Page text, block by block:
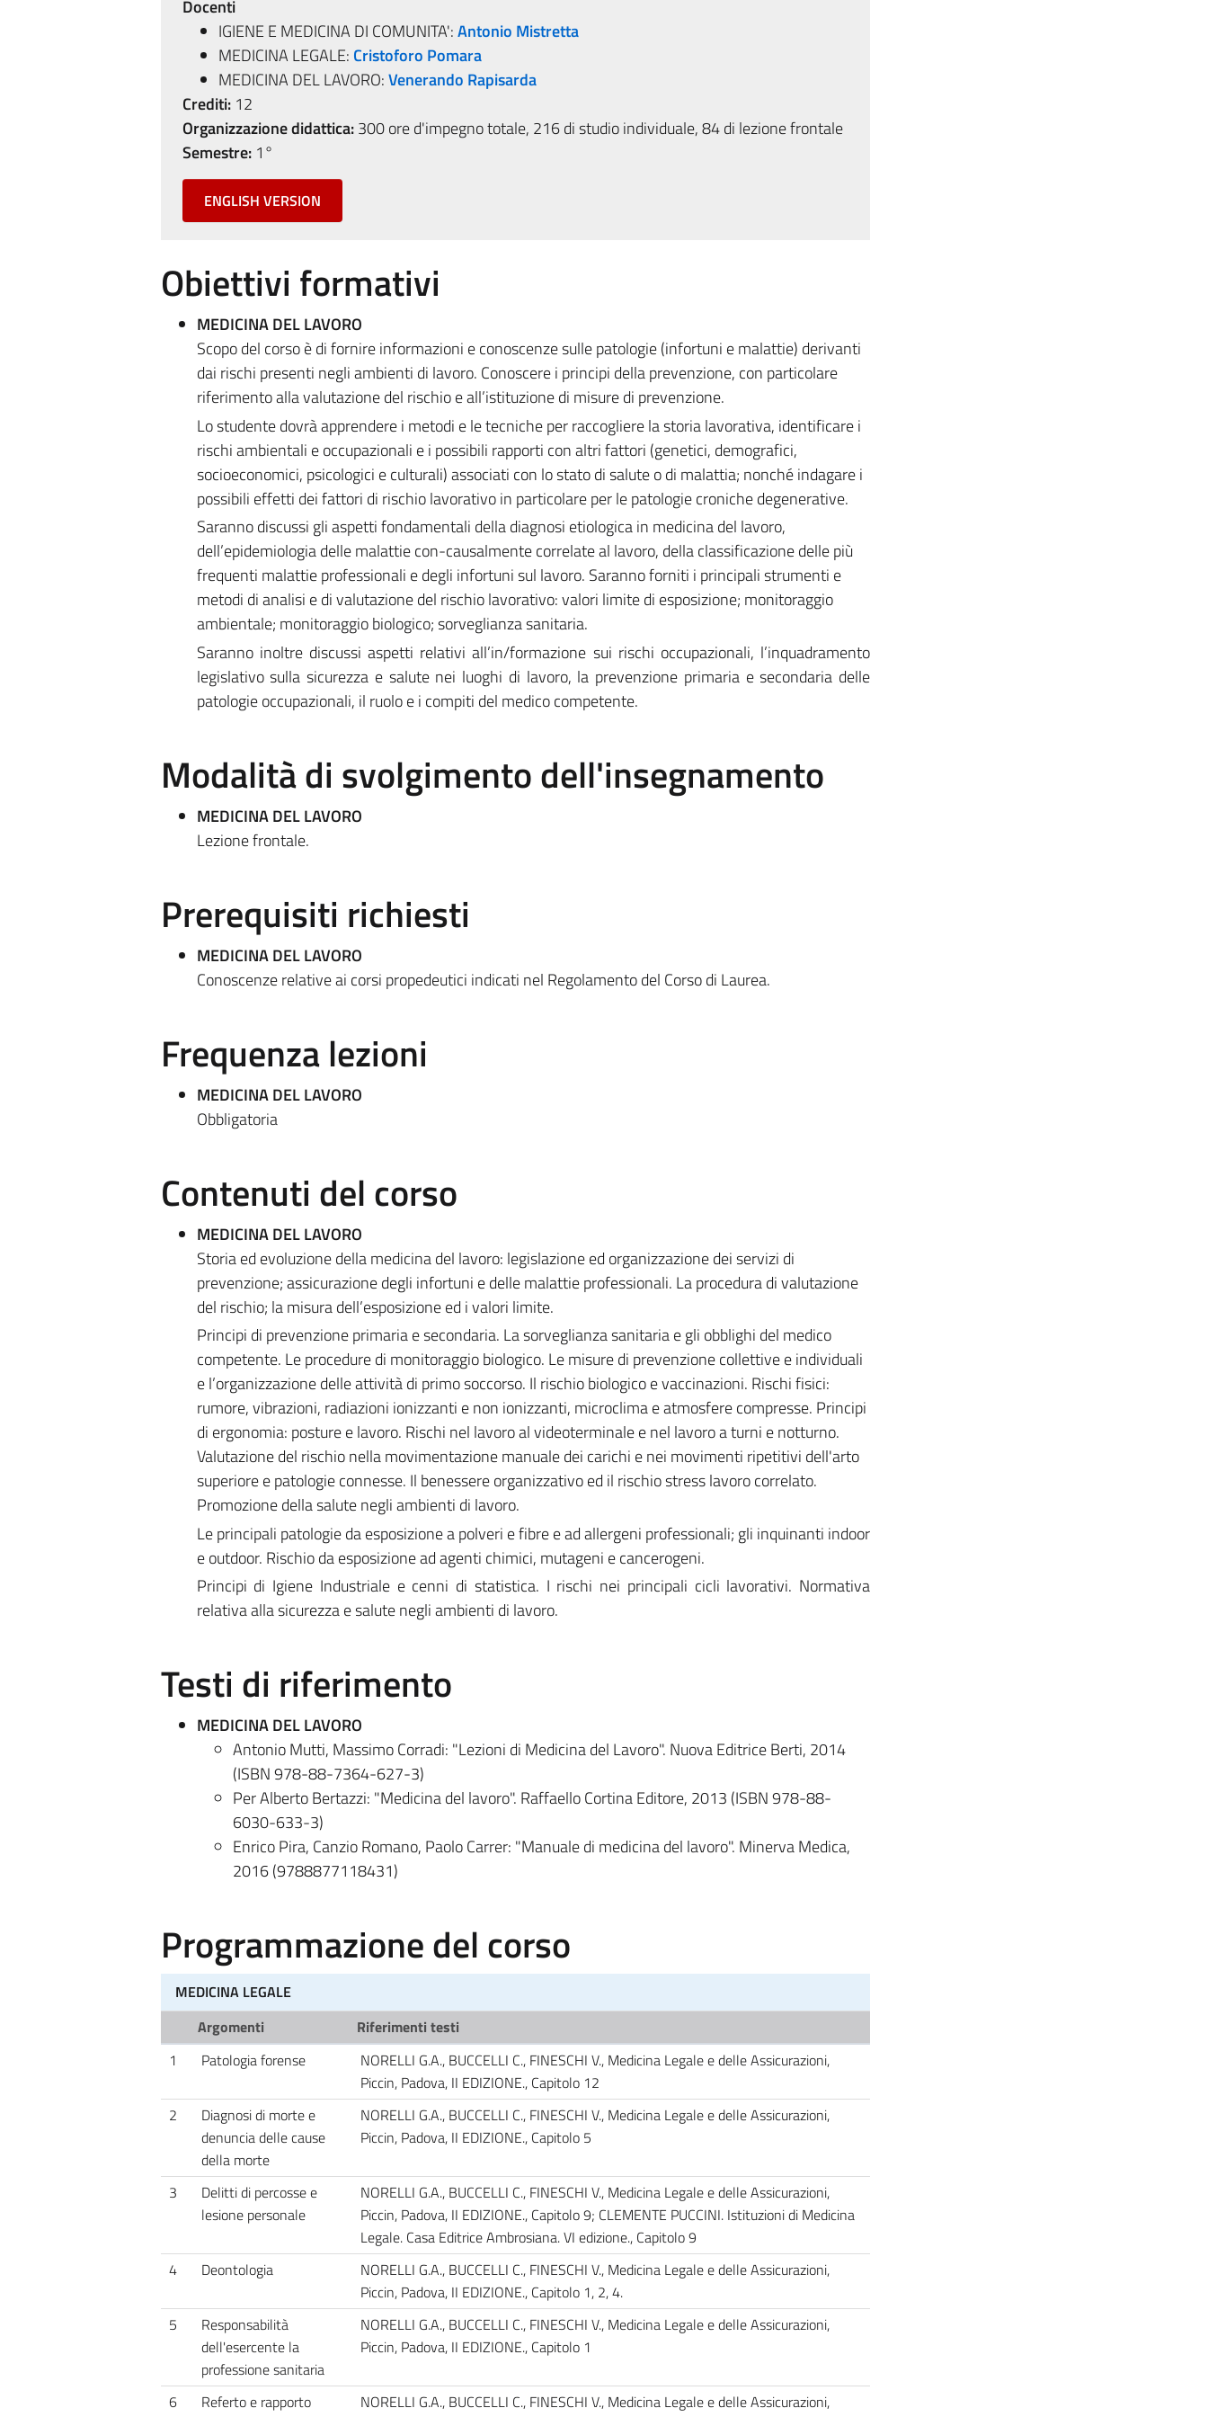
Docenti
IGIENE E MEDICINA DI COMUNITA':Antonio Mistretta
MEDICINA LEGALE: Cristoforo Pomara
MEDICINA DEL LAVORO:Venerando Rapisarda
Crediti:12
Organizzazione didattica:300 ore d'impegno totale, 216 di studio individuale, 84 di lezione frontale
Semestre:1°
ENGLISH VERSION
Obiettivi formativi
MEDICINA DEL LAVORO
Scopo del corso è di fornire informazioni e conoscenze sulle patologie (infortuni e malattie) derivanti
dai rischi presenti negli ambienti di lavoro. Conoscere i principi della prevenzione, con particolare
riferimento alla valutazione del rischio e all’istituzione di misure di prevenzione.
Lo studente dovrà apprendere i metodi e le tecniche per raccogliere la storia lavorativa, identificare i
rischi ambientali e occupazionali e i possibili rapporti con altri fattori (genetici, demografici,
socioeconomici, psicologici e culturali) associati con lo stato di salute o di malattia; nonché indagare i
possibili effetti dei fattori di rischio lavorativo in particolare per le patologie croniche degenerative.
Saranno discussi gli aspetti fondamentali della diagnosi etiologica in medicina del lavoro,
dell’epidemiologia delle malattie con-causalmente correlate al lavoro, della classificazione delle più
frequenti malattie professionali e degli infortuni sul lavoro. Saranno forniti i principali strumenti e
metodi di analisi e di valutazione del rischio lavorativo: valori limite di esposizione; monitoraggio
ambientale; monitoraggio biologico; sorveglianza sanitaria.
Saranno inoltre discussi aspetti relativi all’in/formazione sui rischi occupazionali, l’inquadramento
legislativo sulla sicurezza e salute nei luoghi di lavoro, la prevenzione primaria e secondaria delle
patologie occupazionali, il ruolo e i compiti del medico competente.
Modalità di svolgimento dell'insegnamento
MEDICINA DEL LAVORO
Lezione frontale.
Prerequisiti richiesti
MEDICINA DEL LAVORO
Conoscenze relative ai corsi propedeutici indicati nel Regolamento del Corso di Laurea.
Frequenza lezioni
MEDICINA DEL LAVORO
Obbligatoria
Contenuti del corso
MEDICINA DEL LAVORO
Storia ed evoluzione della medicina del lavoro: legislazione ed organizzazione dei servizi di
prevenzione; assicurazione degli infortuni e delle malattie professionali. La procedura di valutazione
del rischio; la misura dell’esposizione ed i valori limite.
Principi di prevenzione primaria e secondaria. La sorveglianza sanitaria e gli obblighi del medico
competente. Le procedure di monitoraggio biologico. Le misure di prevenzione collettive e individuali
e l’organizzazione delle attività di primo soccorso. Il rischio biologico e vaccinazioni. Rischi fisici:
rumore, vibrazioni, radiazioni ionizzanti e non ionizzanti, microclima e atmosfere compresse. Principi
di ergonomia: posture e lavoro. Rischi nel lavoro al videoterminale e nel lavoro a turni e notturno.
Valutazione del rischio nella movimentazione manuale dei carichi e nei movimenti ripetitivi dell'arto
superiore e patologie connesse. Il benessere organizzativo ed il rischio stress lavoro correlato.
Promozione della salute negli ambienti di lavoro.
Le principali patologie da esposizione a polveri e fibre e ad allergeni professionali; gli inquinanti indoor
e outdoor. Rischio da esposizione ad agenti chimici, mutageni e cancerogeni.
Principi di Igiene Industriale e cenni di statistica. I rischi nei principali cicli lavorativi. Normativa
relativa alla sicurezza e salute negli ambienti di lavoro.
Testi di riferimento
MEDICINA DEL LAVORO
Antonio Mutti, Massimo Corradi: "Lezioni di Medicina del Lavoro". Nuova Editrice Berti, 2014
(ISBN 978-88-7364-627-3)
Per Alberto Bertazzi: "Medicina del lavoro". Raffaello Cortina Editore, 2013 (ISBN 978-88-
6030-633-3)
Enrico Pira, Canzio Romano, Paolo Carrer: "Manuale di medicina del lavoro". Minerva Medica,
2016 (9788877118431)
Programmazione del corso
MEDICINA LEGALE
Argomenti
Riferimenti testi
1
Patologia forense
NORELLI G.A., BUCCELLI C., FINESCHI V., Medicina Legale e delle Assicurazioni,
Piccin, Padova, II EDIZIONE., Capitolo 12
2
Diagnosi di morte e
denuncia delle cause
della morte
NORELLI G.A., BUCCELLI C., FINESCHI V., Medicina Legale e delle Assicurazioni,
Piccin, Padova, II EDIZIONE., Capitolo 5
3
Delitti di percosse e
lesione personale
NORELLI G.A., BUCCELLI C., FINESCHI V., Medicina Legale e delle Assicurazioni,
Piccin, Padova, II EDIZIONE., Capitolo 9; CLEMENTE PUCCINI. Istituzioni di Medicina
Legale. Casa Editrice Ambrosiana. VI edizione., Capitolo 9
4
Deontologia
NORELLI G.A., BUCCELLI C., FINESCHI V., Medicina Legale e delle Assicurazioni,
Piccin, Padova, II EDIZIONE., Capitolo 1, 2, 4.
5
Responsabilità
dell'esercente la
professione sanitaria
NORELLI G.A., BUCCELLI C., FINESCHI V., Medicina Legale e delle Assicurazioni,
Piccin, Padova, II EDIZIONE., Capitolo 1
6 Referto e rapporto
NORELLI G.A., BUCCELLI C., FINESCHI V., Medicina Legale e delle Assicurazioni,